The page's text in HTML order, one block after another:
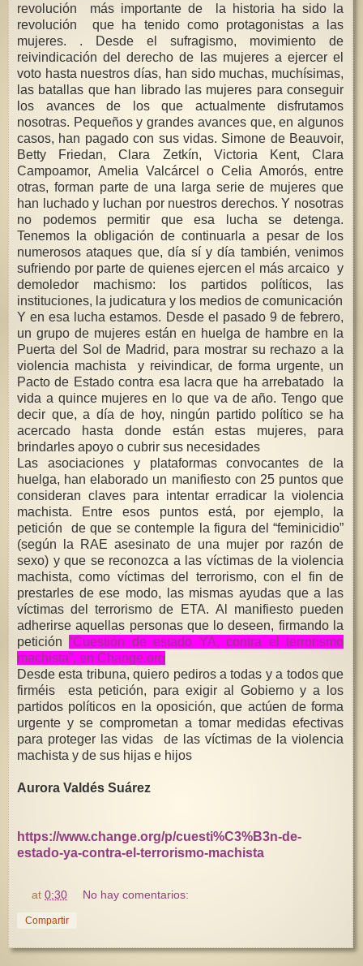
revolución más importante de la historia ha sido la
revolución que ha tenido como protagonistas a las
mujeres. . Desde el sufragismo, movimiento de
reivindicación del derecho de las mujeres a ejercer el
voto hasta nuestros días, han sido muchas, muchísimas,
las batallas que han librado las mujeres para conseguir
los avances de los que actualmente disfrutamos
nosotras. Pequeños y grandes avances que, en algunos
casos, han pagado con sus vidas. Simone de Beauvoir,
Betty Friedan, Clara Zetkín, Victoria Kent, Clara
Campoamor, Amelia Valcárcel o Celia Amorós, entre
otras, forman parte de una larga serie de mujeres que
han luchado y luchan por nuestros derechos. Y nosotras
no podemos permitir que esa lucha se detenga.
Tenemos la obligación de continuarla a pesar de los
numerosos ataques que, día sí y día también, venimos
sufriendo por parte de quienes ejercen el más arcaico y
demoledor machismo: los partidos políticos, las
instituciones, la judicatura y los medios de comunicación
Y en esa lucha estamos. Desde el pasado 9 de febrero,
un grupo de mujeres están en huelga de hambre en la
Puerta del Sol de Madrid, para mostrar su rechazo a la
violencia machista y reivindicar, de forma urgente, un
Pacto de Estado contra esa lacra que ha arrebatado la
vida a quince mujeres en lo que va de año. Tengo que
decir que, a día de hoy, ningún partido político se ha
acercado hasta donde están estas mujeres, para
brindarles apoyo o cubrir sus necesidades
Las asociaciones y plataformas convocantes de la
huelga, han elaborado un manifiesto con 25 puntos que
consideran claves para intentar erradicar la violencia
machista. Entre esos puntos está, por ejemplo, la
petición de que se contemple la figura del “feminicidio”
(según la RAE asesinato de una mujer por razón de
sexo) y que se reconozca a las víctimas de la violencia
machista, como víctimas del terrorismo, con el fin de
prestarles de ese modo, las mismas ayudas que a las
víctimas del terrorismo de ETA. Al manifiesto pueden
adherirse aquellas personas que lo deseen, firmando la
petición “Cuestión de estado YA, contra el terrorismo
machista”, en Change.org
Desde esta tribuna, quiero pediros a todas y a todos que
firméis esta petición, para exigir al Gobierno y a los
partidos políticos en la oposición, que actúen de forma
urgente y se comprometan a tomar medidas efectivas
para proteger las vidas de las víctimas de la violencia
machista y de sus hijas e hijos
Aurora Valdés Suárez
https://www.change.org/p/cuesti%C3%B3n-de-
estado-ya-contra-el-terrorismo-machista
at0:30 No hay comentarios:
Compartir